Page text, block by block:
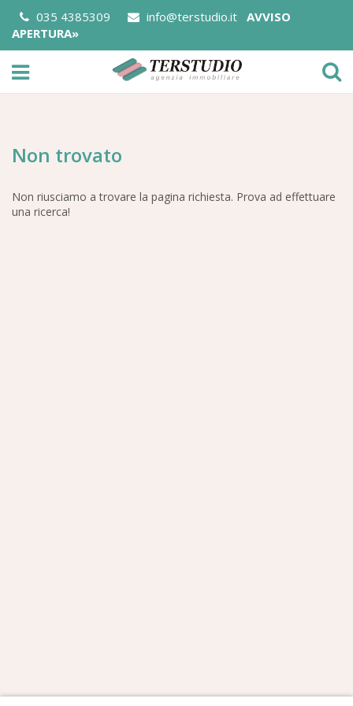
035 4385309 info@terstudio.it AVVISO
APERTURA»
Non trovato
Non riusciamo a trovare la pagina richiesta. Prova ad effettuare
una ricerca!